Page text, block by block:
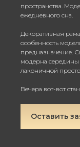
пространства.
ежедневного сна.
Декоративная
особенность
предназначение.
модерна
лаконичной
Вечера вот-вот
Оставить